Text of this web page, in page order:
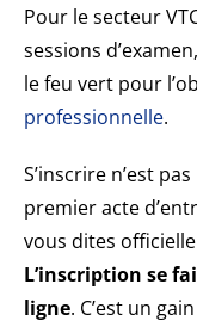
Pour le secteur
sessions
le feu vert pour
professionnelle.
S’inscrire n’est
premier acte
vous dites
L’inscription se
ligne. C’est un